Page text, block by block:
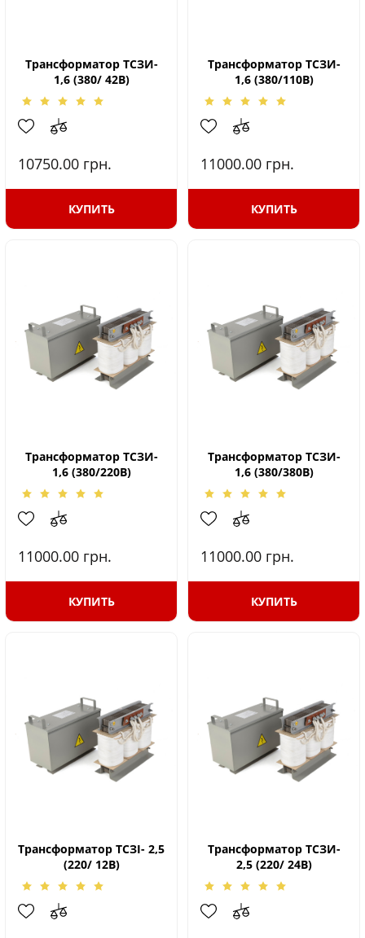
Трансформатор ТСЗИ-
1,6 (380/ 42В)
10750.00 грн.
КУПИТЬ
Трансформатор ТСЗИ-
1,6 (380/110В)
11000.00 грн.
КУПИТЬ
Трансформатор ТСЗИ-
1,6 (380/220В)
11000.00 грн.
КУПИТЬ
Трансформатор ТСЗИ-
1,6 (380/380В)
11000.00 грн.
КУПИТЬ
Трансформатор ТСЗІ- 2,5
(220/ 12В)
Трансформатор ТСЗИ-
2,5 (220/ 24В)